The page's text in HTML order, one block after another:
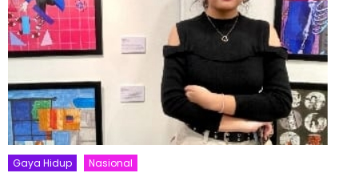
Gaya Hidup Nasional